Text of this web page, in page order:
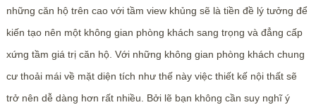
những căn hộ trên cao với tầm view khủng sẽ là tiền đề lý tưởng để
kiến tạo nên một không gian phòng khách sang trọng và đẳng cấp
xứng tầm giá trị căn hộ. Với những không gian phòng khách chung
cư thoải mái về mặt diện tích như thế này việc thiết kế nội thất sẽ
trở nên dễ dàng hơn rất nhiều. Bởi lẽ bạn không cần suy nghĩ ý